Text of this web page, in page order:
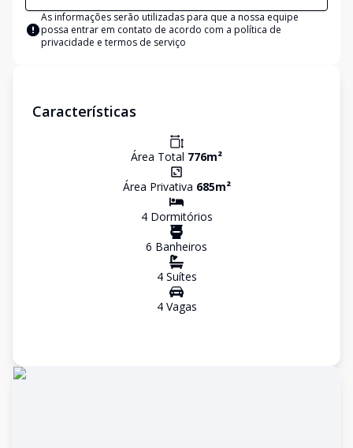
As informações serão utilizadas para que a nossa equipe
possa entrar em contato de acordo com a política de
privacidade e termos de serviço
Características
Área Total 776m²
Área Privativa 685m²
4Dormitórios
6 Banheiros
4Suítes
4Vagas